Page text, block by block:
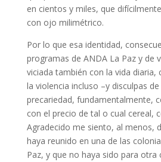
en cientos y miles, que
con ojo milimétrico.
Por lo que esa identidad,
programas de ANDA La Paz y de
viciada también con la vida diaria,
la violencia incluso –y disculpas
precariedad, fundamentalmente,
con el precio de tal o cual cereal,
Agradecido me siento, al menos,
haya reunido en una de las
Paz, y que no haya sido para otra